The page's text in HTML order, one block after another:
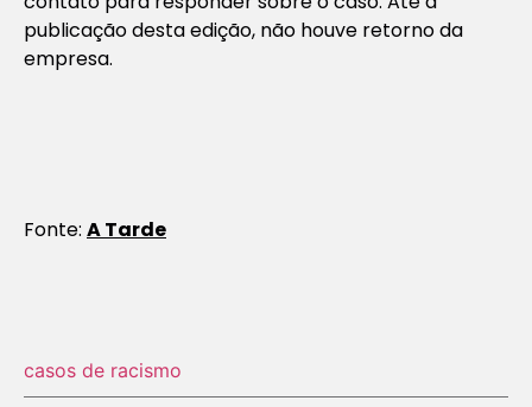
publicação desta edição, não houve retorno da
empresa.
Fonte: A Tarde
casos de racismo